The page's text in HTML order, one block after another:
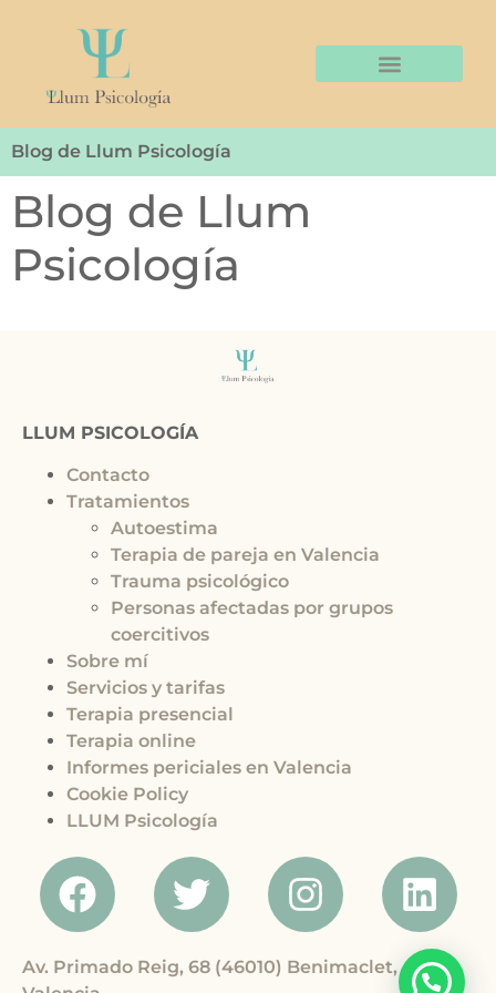
Blog de Llum Psicología
Blog de Llum
Psicología
LLUM PSICOLOGÍA
Contacto
Tratamientos
Autoestima
Terapia de pareja en Valencia
Trauma psicológico
Personas afectadas por grupos
coercitivos
Sobre mí
Servicios y tarifas
Terapia presencial
Terapia online
Informes periciales en Valencia
Cookie Policy
LLUM Psicología
Av. Primado Reig, 68 (46010) Benimaclet,